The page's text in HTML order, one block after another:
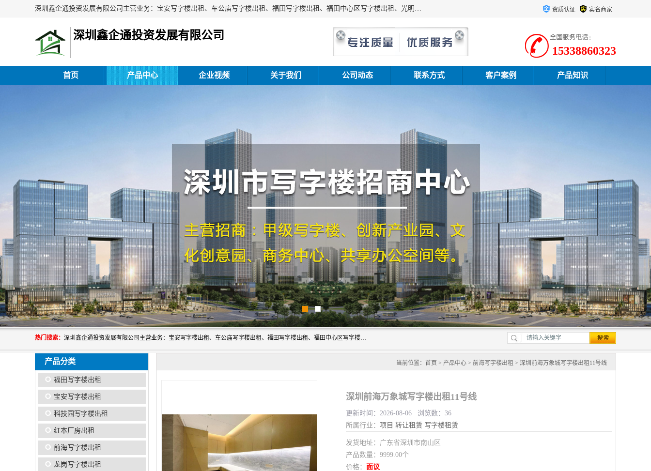
深圳鑫企通投资发展有限公司主营业务：宝安写字楼出租、车公庙写字楼出租、福田写字楼出租、福田中心区写字楼出租、光明写字楼出租、后海写字楼出租、科技园写字楼出租、南山写字楼出租等。公司专注为写字楼提供整体解决方案的化服务，依托于长期的写字楼线下运营经验和积累，以及丰富的互联网从业经验，拥有完善的服务架构体系、丰富的行业经验、与充分的销售资源。 资质认证 实名商家
深圳鑫企通投资发展有限公司
15338860323
首页 产品中心 企业视频 关于我们 公司动态 联系方式 客户案例 产品知识
热门搜索： 深圳鑫企通投资发展有限公司主营业务：宝安写字楼出租、车公庙写字楼出租、福田写字楼出租、福田中心区写字楼出租、光明写字楼出租、后海写字楼出租、科技园写字楼出租、南山写字楼出租等。公司专注为写字楼提供整体解决方案的化服务，依托于长期的写字楼线下运营经验和积累，以及丰富的互联网从业经验，拥有完善的服务架构体系、丰富的行业经验、与充分的销售资源。
产品分类
福田写字楼出租
宝安写字楼出租
科技园写字楼出租
红本厂房出租
前海写字楼出租
龙岗写字楼出租
当前位置： 首页 > 产品中心 > 前海写字楼出租 > 深圳前海万象城写字楼出租11号线
深圳前海万象城写字楼出租11号线
更新时间：2026-08-06 浏览数：36
所属行业： 项目 转让租赁 写字楼租赁
发货地址：广东省深圳市南山区
产品数量：9999.00个
价格： 面议